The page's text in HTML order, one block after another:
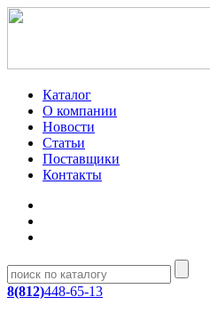
Каталог
О компании
Новости
Статьи
Поставщики
Контакты
8(812)448-65-13